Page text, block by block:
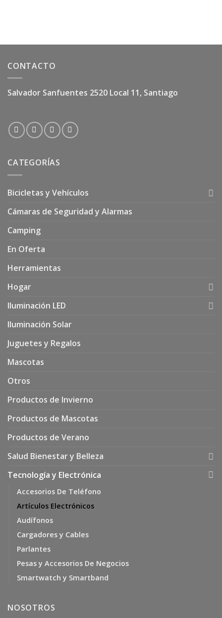
CONTACTO
Salvador Sanfuentes 2520 Local 11, Santiago
CATEGORÍAS
Bicicletas y Vehículos
Cámaras de Seguridad y Alarmas
Camping
En Oferta
Herramientas
Hogar
Iluminación LED
Iluminación Solar
Juguetes y Regalos
Mascotas
Otros
Productos de Invierno
Productos de Mascotas
Productos de Verano
Salud Bienestar y Belleza
Tecnología y Electrónica
Accesorios De Teléfono
Artículos Electrónicos
Audífonos
Cargadores y Cables
Parlantes
Pesas y Accesorios De Negocios
Smartwatch y Smartband
NOSOTROS